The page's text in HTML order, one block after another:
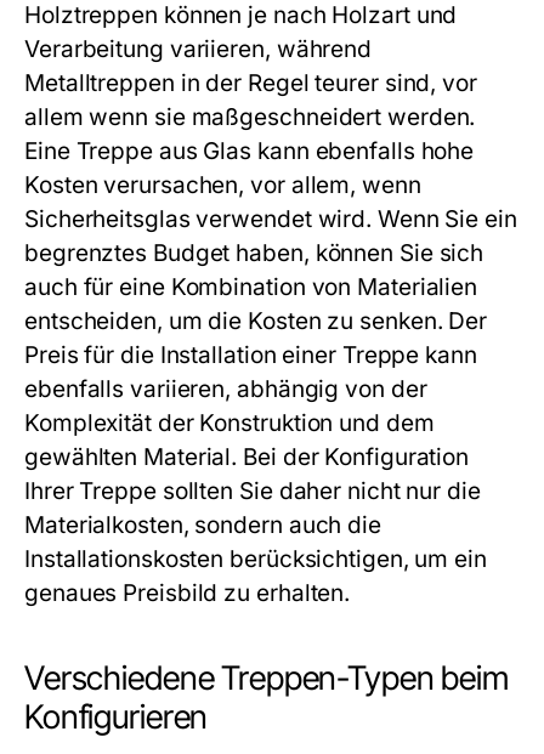
Holztreppen können je nach Holzart und
Verarbeitung variieren, während
Metalltreppen in der Regel teurer sind, vor
allem wenn sie maßgeschneidert werden.
Eine Treppe aus Glas kann ebenfalls hohe
Kosten verursachen, vor allem, wenn
Sicherheitsglas verwendet wird. Wenn Sie ein
begrenztes Budget haben, können Sie sich
auch für eine Kombination von Materialien
entscheiden, um die Kosten zu senken. Der
Preis für die Installation einer Treppe kann
ebenfalls variieren, abhängig von der
Komplexität der Konstruktion und dem
gewählten Material. Bei der Konfiguration
Ihrer Treppe sollten Sie daher nicht nur die
Materialkosten, sondern auch die
Installationskosten berücksichtigen, um ein
genaues Preisbild zu erhalten.
Verschiedene Treppen-Typen beim
Konfigurieren